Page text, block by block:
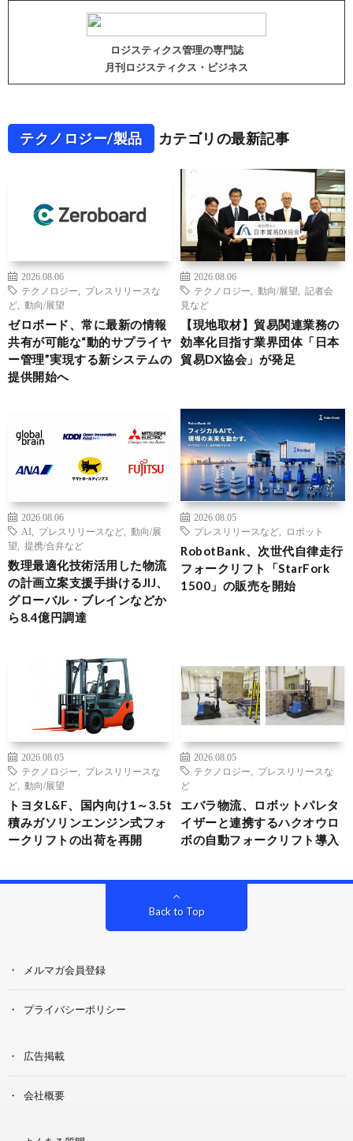
ロジスティクス管理の専門誌
月刊ロジスティクス・ビジネス
テクノロジー/製品 カテゴリの最新記事
2026.08.06
テクノロジー
プレスリリースな
ど
動向/展望
ゼロボード、常に最新の情報
共有が可能な“動的サプライヤ
ー管理”実現する新システムの
提供開始へ
2026.08.06
テクノロジー
動向/展望
記者会
見など
【現地取材】貿易関連業務の
効率化目指す業界団体「日本
貿易DX協会」が発足
2026.08.06
AI
プレスリリースなど
動向/展
望
提携/合弁など
数理最適化技術活用した物流
の計画立案支援手掛けるJIJ、
グローバル・ブレインなどか
ら8.4億円調達
2026.08.05
プレスリリースなど
ロボット
RobotBank、次世代自律走行
フォークリフト「StarFork
1500」の販売を開始
2026.08.05
テクノロジー
プレスリリースな
ど
動向/展望
トヨタL&F、国内向け1～3.5t
積みガソリンエンジン式フォ
ークリフトの出荷を再開
2026.08.05
テクノロジー
プレスリリースな
ど
エバラ物流、ロボットパレタ
イザーと連携するハクオウロ
ボの自動フォークリフト導入
Back to Top
メルマガ会員登録
プライバシーポリシー
広告掲載
会社概要